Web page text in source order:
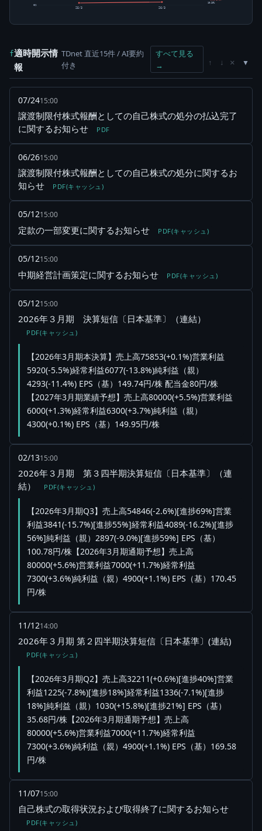
0株
25/3
26/3
10.20%
f適時開示情
報
TDnet 直近15件 / AI要約
付き
すべて見る
→
↑ ↓ ×
07/2415:00
譲渡制限付株式報酬としての自己株式の処分の払込完了
に関するお知らせ
PDF
06/2615:00
譲渡制限付株式報酬としての自己株式の処分に関するお
知らせ
PDF(キャッシュ)
05/1215:00
定款の一部変更に関するお知らせ PDF(キャッシュ)
05/1215:00
中期経営計画策定に関するお知らせ PDF(キャッシュ)
05/1215:00
2026年３月期 決算短信〔日本基準〕（連結）
PDF(キャッシュ)
【2026年3月期本決算】売上高75853(+0.1%)営業利益
5920(-5.5%)経常利益6077(-13.8%)純利益（親）
4293(-11.4%) EPS（基）149.74円/株 配当金80円/株
【2027年3月期業績予想】売上高80000(+5.5%)営業利益
6000(+1.3%)経常利益6300(+3.7%)純利益（親）
4300(+0.1%) EPS（基）149.95円/株
02/1315:00
2026年３月期 第３四半期決算短信〔日本基準〕（連
結）
PDF(キャッシュ)
【2026年3月期Q3】売上高54846(-2.6%)[進捗69%]営業
利益3841(-15.7%)[進捗55%]経常利益4089(-16.2%)[進捗
56%]純利益（親）2897(-9.0%)[進捗59%] EPS（基）
100.78円/株【2026年3月期通期予想】売上高
80000(+5.6%)営業利益7000(+11.7%)経常利益
7300(+3.6%)純利益（親）4900(+1.1%) EPS（基）170.45
円/株
11/1214:00
2026年３月期 第２四半期決算短信〔日本基準〕(連結)
PDF(キャッシュ)
【2026年3月期Q2】売上高32211(+0.6%)[進捗40%]営業
利益1225(-7.8%)[進捗18%]経常利益1336(-7.1%)[進捗
18%]純利益（親）1030(+15.8%)[進捗21%] EPS（基）
35.68円/株【2026年3月期通期予想】売上高
80000(+5.6%)営業利益7000(+11.7%)経常利益
7300(+3.6%)純利益（親）4900(+1.1%) EPS（基）169.58
円/株
11/0715:00
自己株式の取得状況および取得終了に関するお知らせ
PDF(キャッシュ)